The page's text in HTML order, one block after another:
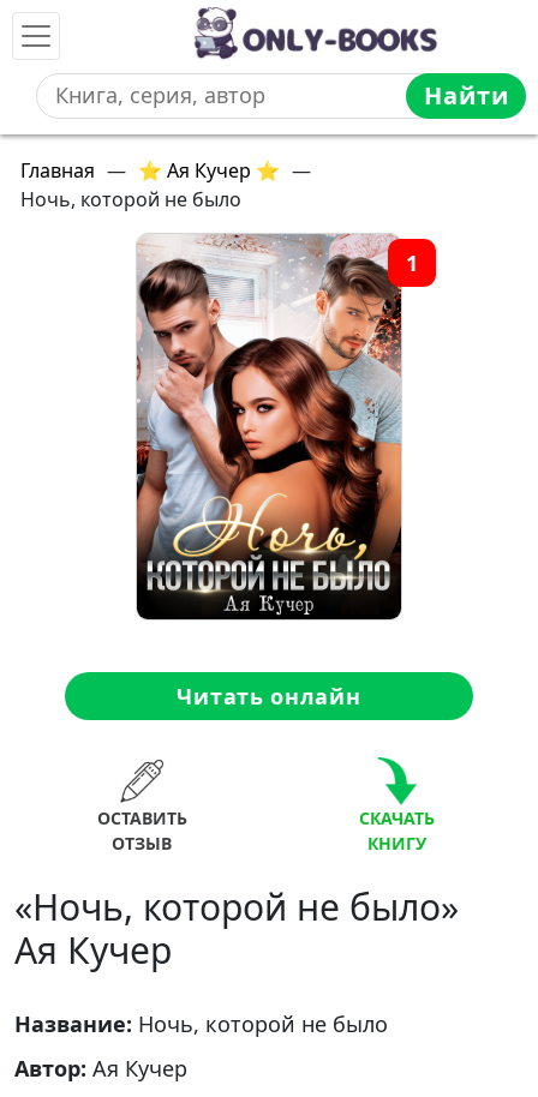
Найти
Главная — ⭐ Ая Кучер ⭐ —
Ночь, которой не было
1
Читать онлайн
ОСТАВИТЬ
ОТЗЫВ
СКАЧАТЬ
КНИГУ
«Ночь, которой не было»
Ая Кучер
Название: Ночь, которой не было
Автор: Ая Кучер